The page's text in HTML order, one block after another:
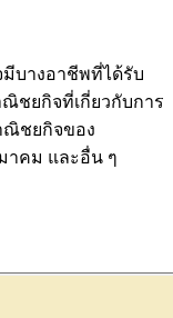
างอาชีพที่ได้รับ
ณิชยกิจที่เกี่ยวกับการ
ณิชยกิจของ
าคม และอื่น ๆ